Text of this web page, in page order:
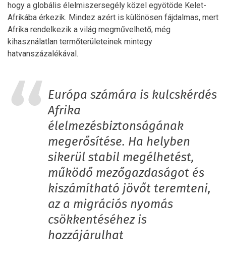
hogy a globális élelmiszersegély közel egyötöde Kelet-
Afrikába érkezik. Mindez azért is különösen fájdalmas, mert
Afrika rendelkezik a világ megművelhető, még
kihasználatlan termőterületeinek mintegy
hatvanszázalékával.
Európa számára is kulcskérdés
Afrika
élelmezésbiztonságának
megerősítése. Ha helyben
sikerül stabil megélhetést,
működő mezőgazdaságot és
kiszámítható jövőt teremteni,
az a migrációs nyomás
csökkentéséhez is
hozzájárulhat